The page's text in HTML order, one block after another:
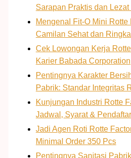
Sarapan Praktis dan
Mengenal Fit-O Mini Rotte
Camilan Sehat dan
Cek Lowongan Kerja
Karier Babada Corporation
Pentingnya Karakter
Pabrik: Standar Integritas
Kunjungan Industri Rotte
Jadwal, Syarat &
Jadi Agen Roti Rotte
Minimal Order 350 Pcs
Pentingnya Sanitasi